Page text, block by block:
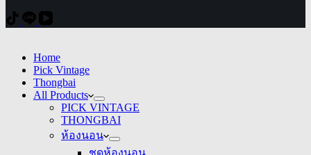
Home
Pick Vintage
Thongbai
All Products
PICK VINTAGE
THONGBAI
ห้องนอน
ชุดห้องนอน